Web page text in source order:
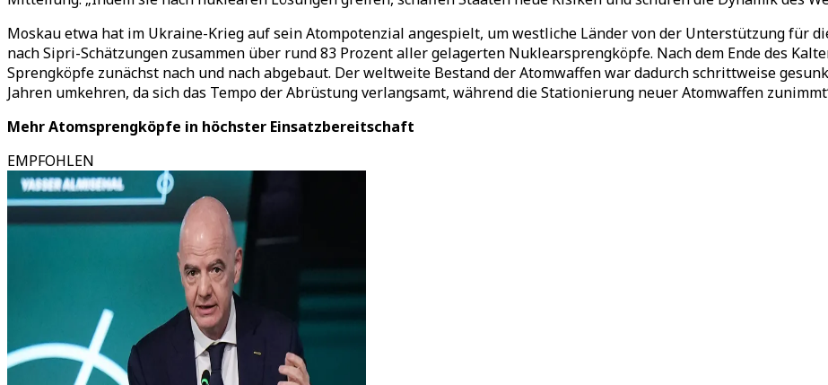
Moskau etwa hat im Ukraine-Krieg auf sein Atompotenzial angespielt, um westliche Länder von der Unterstützung für
nach Sipri-Schätzungen zusammen über rund 83 Prozent aller gelagerten Nuklearsprengköpfe. Nach dem Ende des
Sprengköpfe zunächst nach und nach abgebaut. Der weltweite Bestand der Atomwaffen war dadurch schrittweise
Jahren umkehren, da sich das Tempo der Abrüstung verlangsamt, während die Stationierung neuer Atomwaffen zunimmt
Mehr Atomsprengköpfe in höchster Einsatzbereitschaft
EMPFOHLEN